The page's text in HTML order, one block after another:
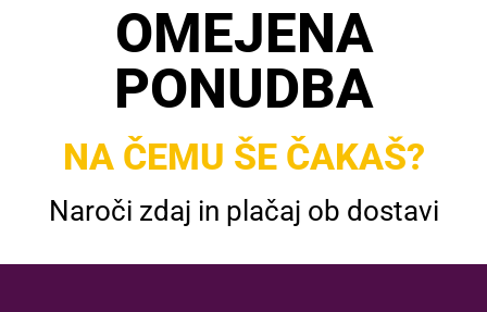
OMEJENA
PONUDBA
NA ČEMU ŠE ČAKAŠ?
Naroči zdaj in plačaj ob dostavi